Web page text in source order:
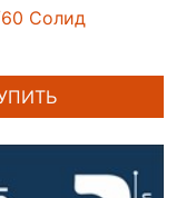
Солид